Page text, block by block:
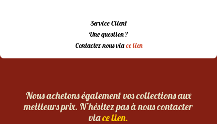
Service Client
Une question ?
Contactez-nous viace lien
Nous achetons également vos collections aux
meilleurs prix. N’hésitez pas à nous contacter
viace lien.